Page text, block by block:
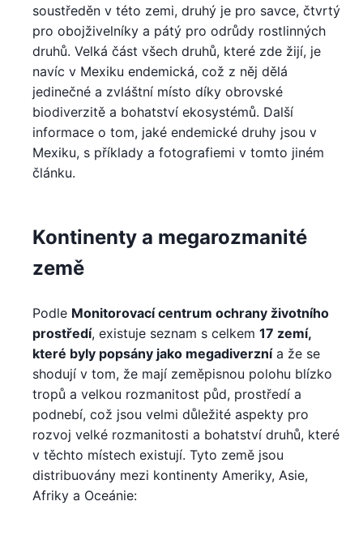
soustředěn v této zemi, druhý je pro savce, čtvrtý
pro obojživelníky a pátý pro odrůdy rostlinných
druhů. Velká část všech druhů, které zde žijí, je
navíc v Mexiku endemická, což z něj dělá
jedinečné a zvláštní místo díky obrovské
biodiverzitě a bohatství ekosystémů. Další
informace o tom, jaké endemické druhy jsou v
Mexiku, s příklady a fotografiemi v tomto jiném
článku.
Kontinenty a megarozmanité
země
Podle Monitorovací centrum ochrany životního
prostředí, existuje seznam s celkem 17 zemí,
které byly popsány jako megadiverznía že se
shodují v tom, že mají zeměpisnou polohu blízko
tropů a velkou rozmanitost půd, prostředí a
podnebí, což jsou velmi důležité aspekty pro
rozvoj velké rozmanitosti a bohatství druhů, které
v těchto místech existují. Tyto země jsou
distribuovány mezi kontinenty Ameriky, Asie,
Afriky a Oceánie: